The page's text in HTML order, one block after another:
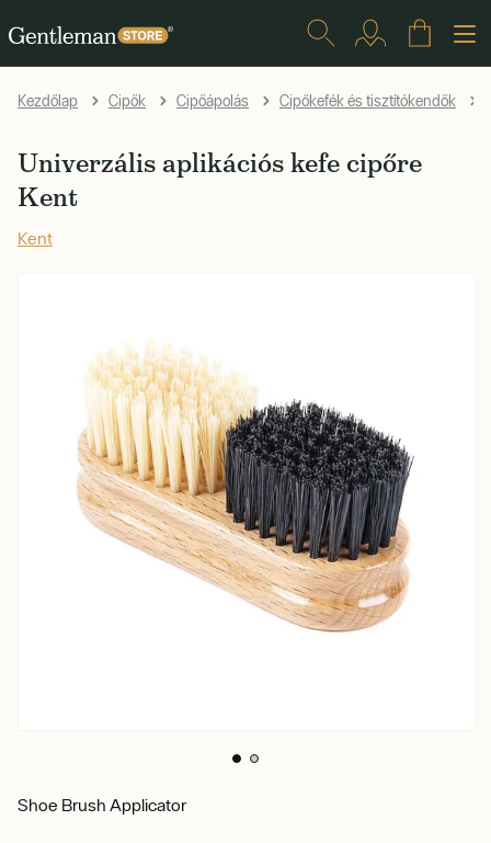
Kezdőlap Cipők Cipőápolás Cipőkefék és tisztítókendők
Univerzális aplikációs kefe cipőre
Kent
Kent
Shoe Brush Applicator